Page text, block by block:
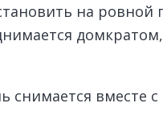
на ровной
снимается вместе